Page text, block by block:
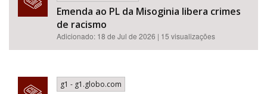
Emenda ao PL da Misoginia libera crimes
de racismo​​​​​​​​​​​​​​​​​​​​​​​​​​​​​​​​​​​​​​​​​​
Adicionado: 18 de Jul de 2026 | 15 visualizações
g1 - g1.globo.com